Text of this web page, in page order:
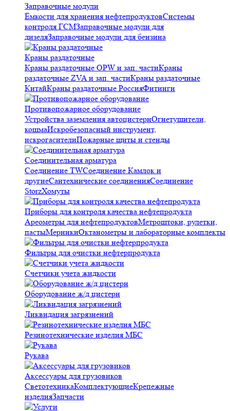
Заправочные модули
Ёмкости для хранения нефтепродуктовСистемы
контроля ГСМЗаправочные модули для
дизеляЗаправочные модули для бензина
Краны раздаточные
Краны раздаточные OPW и зап. частиКраны
раздаточные ZVA и зап. частиКраны раздаточные
КитайКраны раздаточные РоссияФитинги
Противопожарное оборудование
Устройства заземления автоцистернОгнетушители,
кошмаИскробезопасный инструмент,
искрогасителиПожарные щиты и стенды
Соединительная арматура
Соединение TWСоединение Камлок и
другиеСантехнические соединенияСоединение
StorzХомуты
Приборы для контроля качества нефтепродукта
Ареометры для нефтепродуктовМетроштоки, рулетки,
пастыМерникиОктанометры и лабораторные комплекты
Фильтры для очистки нефтерпродукта
Счетчики учета жидкости
Оборудование ж/д цистерн
Ликвидация загрязнений
Резинотехнические изделия МБС
Рукава
Аксессуары для грузовиков
СветотехникаКомплектующиеКрепежные
изделияЗапчасти